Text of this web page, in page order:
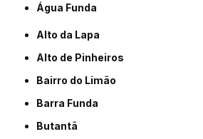
Água Funda
Alto da Lapa
Alto de Pinheiros
Bairro do Limão
Barra Funda
Butantã